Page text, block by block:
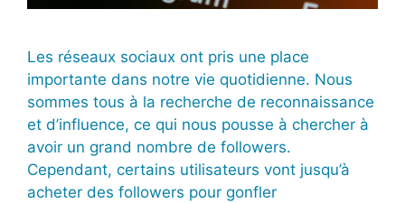
Les réseaux sociaux ont pris une place
importante dans notre vie quotidienne. Nous
sommes tous à la recherche de reconnaissance
et d’influence, ce qui nous pousse à chercher à
avoir un grand nombre de followers.
Cependant, certains utilisateurs vont jusqu’à
acheter des followers pour gonfler